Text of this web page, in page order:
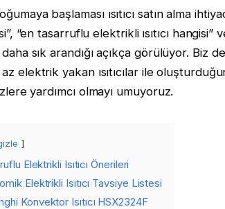
başlaması ısıtıcı satın alma
“en tasarruflu elektrikli ısıtıcı
daha sık arandığı açıkça görülüyor. Biz
elektrik yakan ısıtıcılar ile
yardımcı olmayı umuyoruz.
Elektrikli Isıtıcı Önerileri
Elektrikli Isıtıcı Tavsiye Listesi
Konvektor Isıtıcı HSX2324F